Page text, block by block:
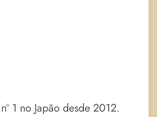
1 no Japão desde 2012.